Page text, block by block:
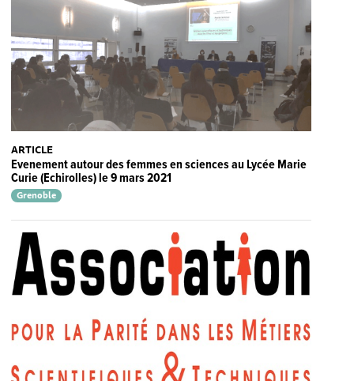
ARTICLE
Evenement autour des femmes en sciences au Lycée Marie
Curie (Echirolles) le 9 mars 2021
Grenoble